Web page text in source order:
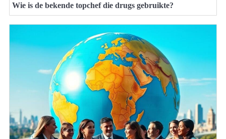
Wie is de bekende topchef die drugs gebruikte?